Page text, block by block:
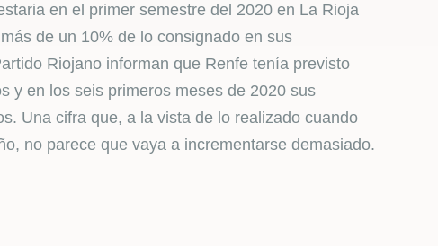
en el primer semestre del 2020 en La Rioja
de un 10% de lo consignado en sus
Riojano informan que Renfe tenía previsto
y en los seis primeros meses de 2020 sus
Una cifra que, a la vista de lo realizado cuando
no parece que vaya a incrementarse demasiado.